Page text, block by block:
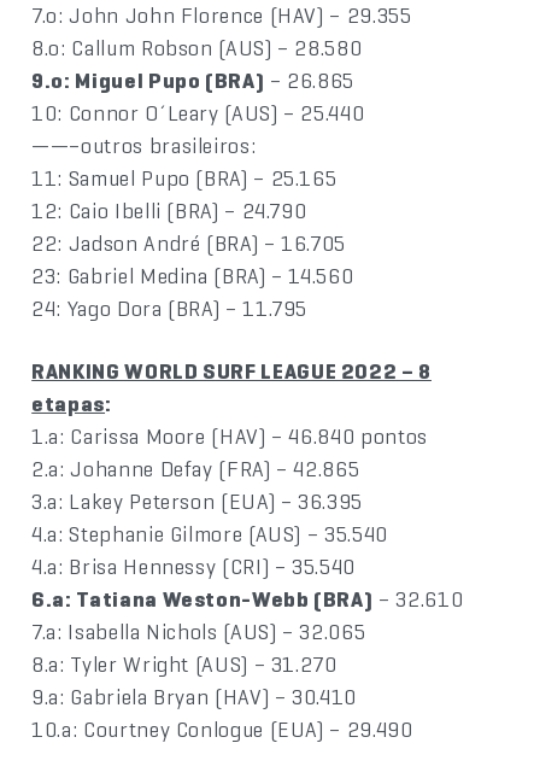
7.o: John John Florence (HAV) – 29.355
8.o: Callum Robson (AUS) – 28.580
9.o: Miguel Pupo (BRA) – 26.865
10: Connor O´Leary (AUS) – 25.440
——–outros brasileiros:
11: Samuel Pupo (BRA) – 25.165
12: Caio Ibelli (BRA) – 24.790
22: Jadson André (BRA) – 16.705
23: Gabriel Medina (BRA) – 14.560
24: Yago Dora (BRA) – 11.795
RANKING WORLD SURF LEAGUE 2022 – 8
etapas:
1.a: Carissa Moore (HAV) – 46.840 pontos
2.a: Johanne Defay (FRA) – 42.865
3.a: Lakey Peterson (EUA) – 36.395
4.a: Stephanie Gilmore (AUS) – 35.540
4.a: Brisa Hennessy (CRI) – 35.540
6.a: Tatiana Weston-Webb (BRA) – 32.610
7.a: Isabella Nichols (AUS) – 32.065
8.a: Tyler Wright (AUS) – 31.270
9.a: Gabriela Bryan (HAV) – 30.410
10.a: Courtney Conlogue (EUA) – 29.490